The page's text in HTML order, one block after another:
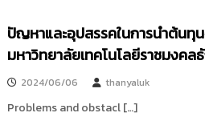
ล
ง
า
น
วิ
ปัญหาและอุปสรรคในการนำต้นทุ
มหาวิทยาลัยเทคโนโลยีราชมงค
2024/06/06 thanyaluk
Problems and obstacl […]